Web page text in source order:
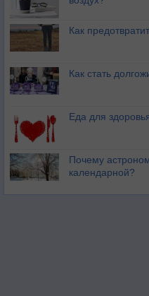
Как
Как стать
Еда для
Почему
календарной?